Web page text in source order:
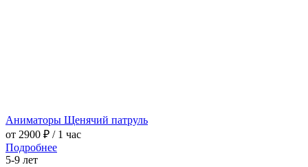
Аниматоры Щенячий патруль
от 2900 ₽ / 1 час
Подробнее
5-9 лет